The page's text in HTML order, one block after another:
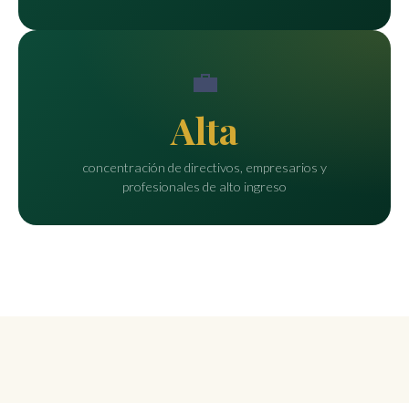
💼
Alta
concentración de directivos, empresarios y
profesionales de alto ingreso